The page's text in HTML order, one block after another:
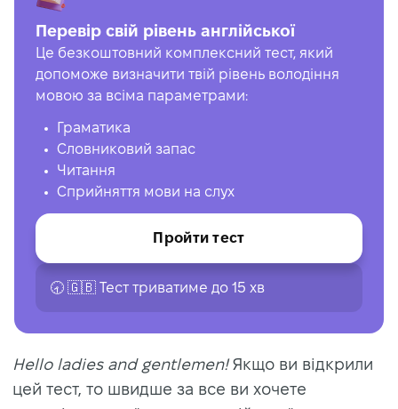
Перевір свій рівень англійської
Це безкоштовний комплексний тест, який
допоможе визначити твій рівень володіння
мовою за всіма параметрами:
Граматика
Словниковий запас
Читання
Сприйняття мови на слух
Пройти тест
🕣 🇬🇧 Тест триватиме до 15 хв
Hello ladies and gentlemen!Якщо ви відкрили
цей тест, то швидше за все ви хочете